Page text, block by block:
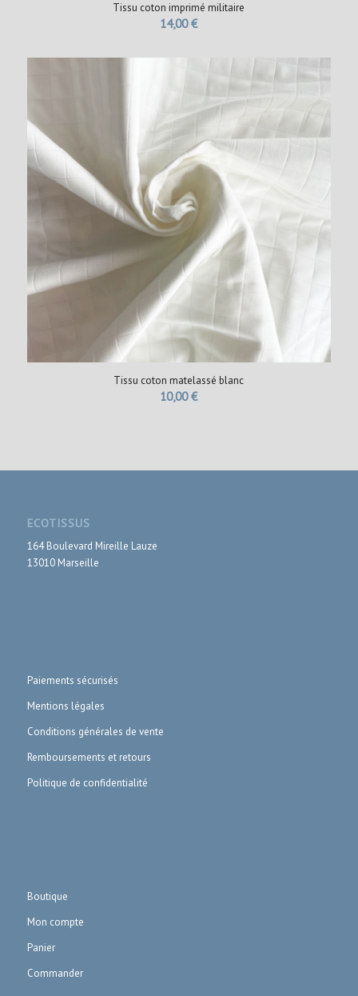
Tissu coton imprimé militaire
14,00€
Tissu coton matelassé blanc
10,00€
ECOTISSUS
164 Boulevard Mireille Lauze
13010 Marseille
Paiements sécurisés
Mentions légales
Conditions générales de vente
Remboursements et retours
Politique de confidentialité
Boutique
Mon compte
Panier
Commander